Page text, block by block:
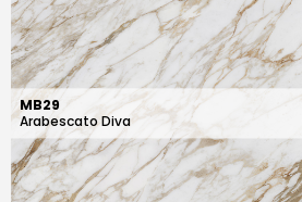
MB29
Arabescato Diva